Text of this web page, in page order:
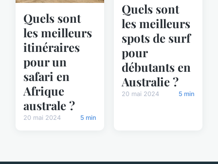
Quels sont
les meilleurs
itinéraires
pour un
safari en
Afrique
australe ?
20 mai 2024 5 min
Quels sont
les meilleurs
spots de surf
pour
débutants en
Australie ?
20 mai 2024 5 min